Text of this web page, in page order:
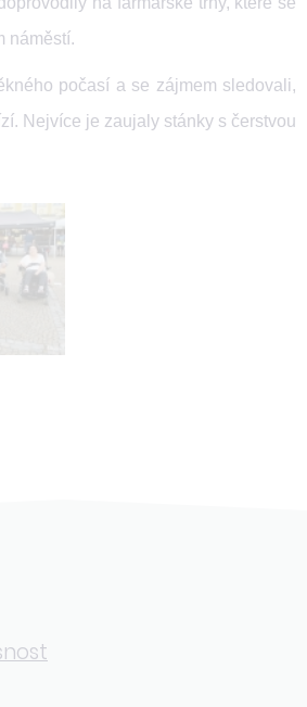
náměstí.
počasí a se zájmem sledovali,
Nejvíce je zaujaly stánky s čerstvou